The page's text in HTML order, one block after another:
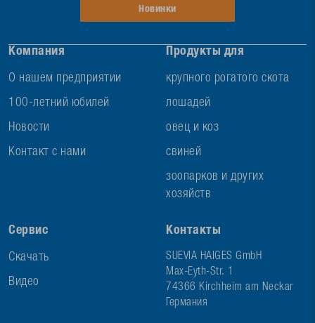
Компания
О нашем предприятии
100-летний юбилей
Новости
Контакт с нами
Продукты для
крупного рогатого скота
лошадей
овец и коз
свиней
зоопарков и других
хозяйств
Сервис
Скачать
Видео
Контакты
SUEVIA HAIGES GmbH
Max-Eyth-Str. 1
74366 Kirchheim am Neckar
Германия
Новинки